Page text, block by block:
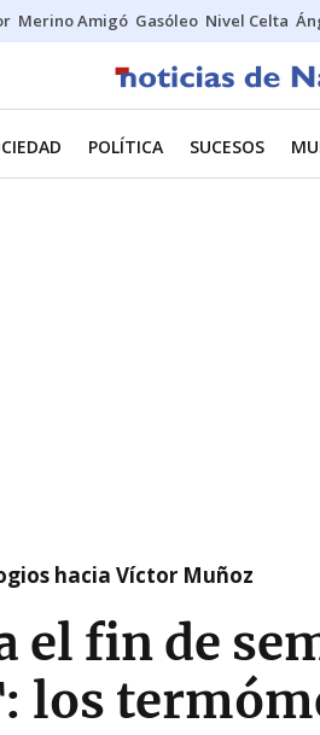
Merino Amigó Gasóleo Nivel Celta
POLÍTICA SUCESOS
hacia Víctor Muñoz
el fin de
los